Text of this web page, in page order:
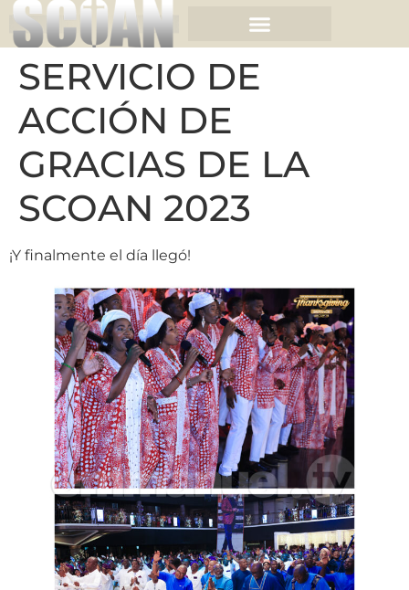
SERVICIO DE
ACCIÓN DE
GRACIAS DE LA
SCOAN 2023
¡Y finalmente el día llegó!